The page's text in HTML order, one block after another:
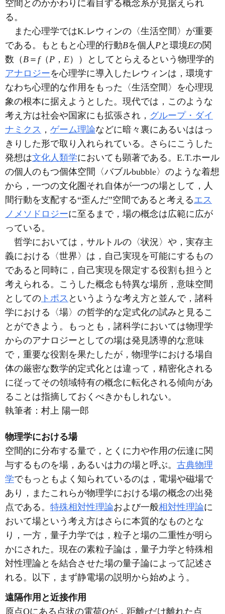
空間とのかかわりに着目する概念系が見据えられ
る。
また心理学ではK.レウィンの〈生活空間〉が重要
である。もともと心理的行動Bを個人Pと環境Eの関
数（B ＝ f（P ， E））としてとらえるという物理学的
アナロジーを心理学に導入したレウィンは，環境す
なわち心理的な作用をもった〈生活空間〉を心理現
象の根本に据えようとした。現代では，このような
考え方は社会や国家にも拡張され， グループ・ダイ
ナミクス ， ゲーム理論などに暗々裏にあるいははっ
きりした形で取り入れられている。さらにこうした
発想は文化人類学においても顕著である。E.T.ホール
の個人のもつ個体空間〈バブルbubble〉のような着想
から，一つの文化圏それ自体が一つの場として，人
間行動を支配する“歪んだ”空間であると考えるエス
ノメソドロジーに至るまで，場の概念は広範に広が
っている。
哲学においては，サルトルの〈状況〉や，実存主
義における〈世界〉は，自己実現を可能にするもの
であると同時に，自己実現を限定する役割も担うと
考えられる。こうした概念も特異な場所，意味空間
としての トポス というような考え方と並んで，諸科
学における〈場〉の哲学的な定式化の試みと見るこ
とができよう。もっとも，諸科学においては物理学
からのアナロジーとしての場は発見誘導的な意味
で，重要な役割を果たしたが，物理学における場自
体の厳密な数学的定式化とは違って，精密化される
に従ってその領域特有の概念に転化される傾向があ
ることは指摘しておくべきかもしれない。
執筆者： 村上 陽一郎
物理学における場
空間的に分布する量で，とくに力や作用の伝達に関
与するものを場，あるいは力の場と呼ぶ。 古典物理
学でもっともよく知られているのは，電場や磁場で
あり，またこれらが物理学における場の概念の出発
点である。 特殊相対性理論および一般相対性理論に
おいて場という考え方はさらに本質的なものとな
り，一方，量子力学では，粒子と場の二重性が明ら
かにされた。現在の素粒子論は，量子力学と特殊相
対性理論とを結合させた場の量子論によって記述さ
れる。以下，まず静電場の説明から始めよう。
遠隔作用と近接作用
原点Oにある点状の電荷Qが，距離rだけ離れた点